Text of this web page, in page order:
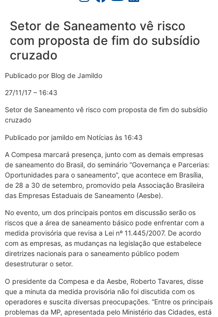
Setor de Saneamento vê risco
com proposta de fim do subsídio
cruzado
Publicado por Blog de Jamildo
27/11/17 – 16:43
Setor de Saneamento vê risco com proposta de fim do subsídio
cruzado
Publicado por jamildo em Notícias às 16:43
A Compesa marcará presença, junto com as demais empresas
de saneamento do Brasil, do seminário “Governança e Parcerias:
Oportunidades para o saneamento”, que acontece em Brasília,
de 28 a 30 de setembro, promovido pela Associação Brasileira
das Empresas Estaduais de Saneamento (Aesbe).
No evento, um dos principais pontos em discussão serão os
riscos que a área de saneamento básico pode enfrentar com a
medida provisória que revisa a Lei nº 11.445/2007. De acordo
com as empresas, as mudanças na legislação que estabelece
diretrizes nacionais para o saneamento público podem
desestruturar o setor.
O presidente da Compesa e da Aesbe, Roberto Tavares, disse
que a minuta da medida provisória não foi discutida com os
operadores e suscita diversas preocupações. “Entre os principais
problemas da MP, apresentada pelo Ministério das Cidades, está